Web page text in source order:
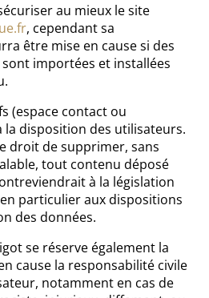
au mieux le site
, cependant sa
être mise en cause si des
importées et installées
(espace contact ou
la disposition des utilisateurs.
droit de supprimer, sans
tout contenu déposé
à la législation
particulier aux dispositions
des données.
se réserve également la
cause la responsabilité civile
notamment en cas de